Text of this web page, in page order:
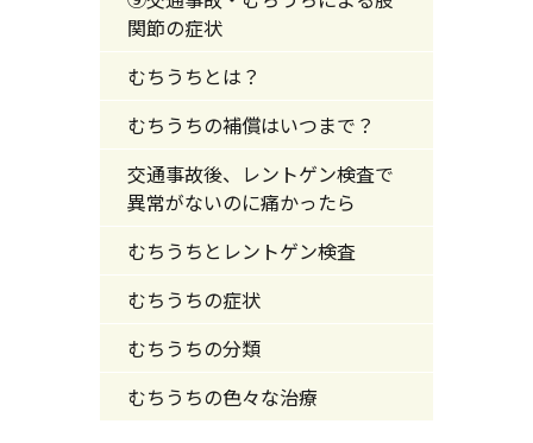
関節の症状
むちうちとは？
むちうちの補償はいつまで？
交通事故後、レントゲン検査で
異常がないのに痛かったら
むちうちとレントゲン検査
むちうちの症状
むちうちの分類
むちうちの色々な治療